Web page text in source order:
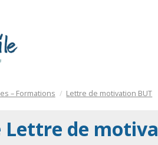
– Formations Lettre de motivation BUT
Lettre de